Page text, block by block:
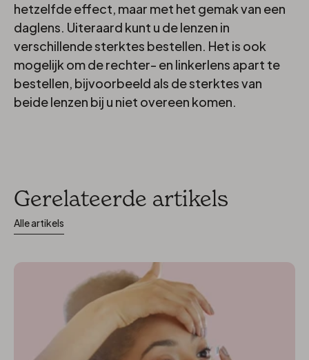
hetzelfde effect, maar met het gemak van een
daglens. Uiteraard kunt u de lenzen in
verschillende sterktes bestellen. Het is ook
mogelijk om de rechter- en linkerlens apart te
bestellen, bijvoorbeeld als de sterktes van
beide lenzen bij u niet overeen komen.
Gerelateerde artikels
Alle artikels